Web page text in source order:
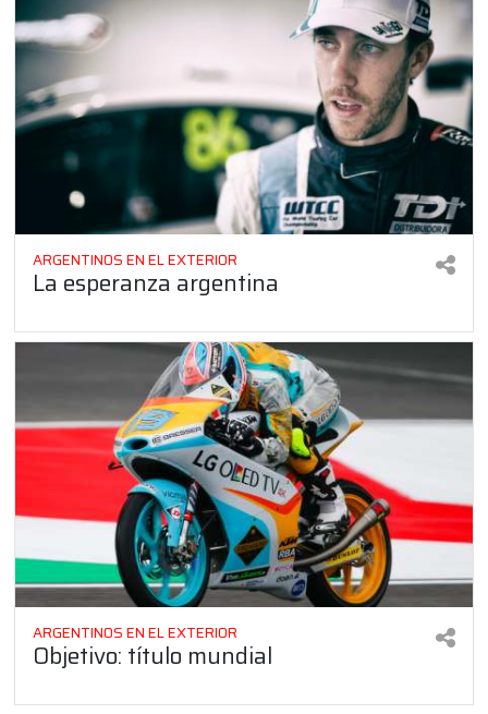
ARGENTINOS EN EL EXTERIOR
La esperanza argentina
ARGENTINOS EN EL EXTERIOR
Objetivo: título mundial